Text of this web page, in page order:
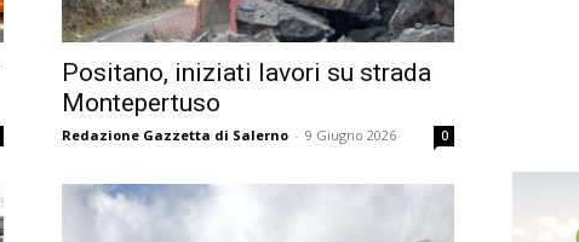
Positano, iniziati lavori su strada
Montepertuso
Redazione Gazzetta di Salerno - 9 Giugno 2026 0